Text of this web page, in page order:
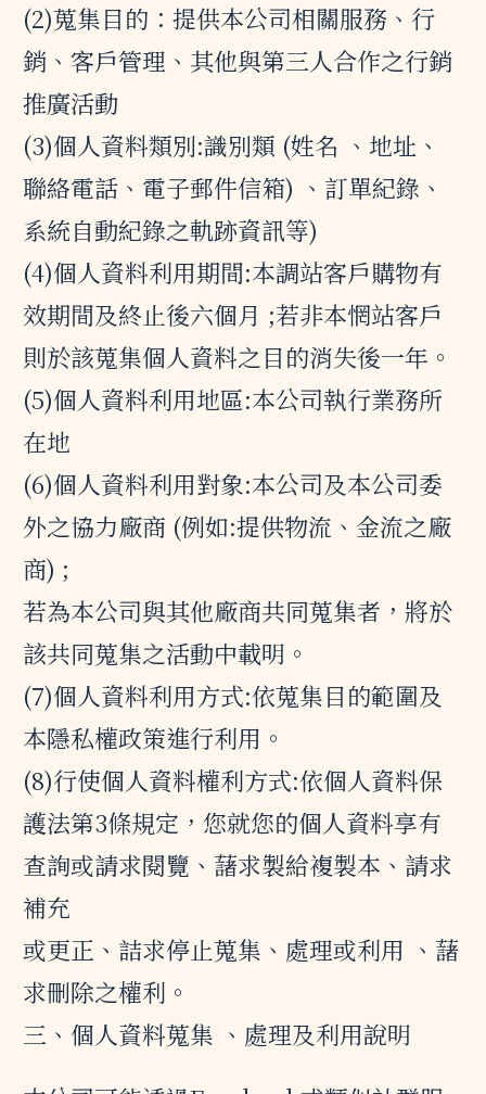
(2)蒐集目的：提供本公司相關服務、行
銷、客戶管理、其他與第三人合作之行銷
推廣活動
(3)個人資料類別:識別類 (姓名 、地址、
聯絡電話、電子郵件信箱) 、訂單紀錄、
系統自動紀錄之軌跡資訊等)
(4)個人資料利用期間:本調站客戶購物有
效期間及終止後六個月 ;若非本惘站客戶
則於該蒐集個人資料之目的消失後一年。
(5)個人資料利用地區:本公司執行業務所
在地
(6)個人資料利用對象:本公司及本公司委
外之協力廠商 (例如:提供物流、金流之廠
商) ;
若為本公司與其他廠商共同蒐集者，將於
該共同蒐集之活動中載明。
(7)個人資料利用方式:依蒐集目的範圍及
本隱私權政策進行利用。
(8)行使個人資料權利方式:依個人資料保
護法第3條規定，您就您的個人資料享有
查詢或請求閱覽、藷求製給複製本、請求
補充
或更正、詰求停止蒐集、處理或利用 、藷
求刪除之權利。
三、個人資料蒐集 、處理及利用說明